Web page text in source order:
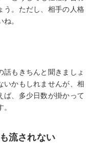
う。ただし、相手の人格
。
話もきちんと聞きましょ
いかもしれませんが、相
ば、多少日数が掛かって
流されない